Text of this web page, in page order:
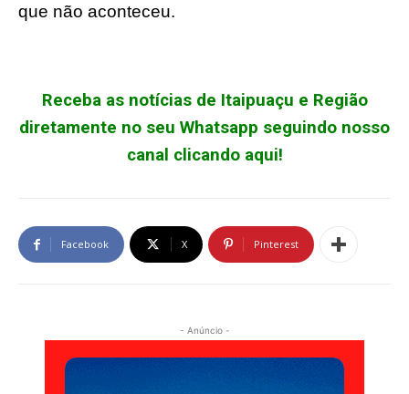
que não aconteceu.
Receba as notícias de Itaipuaçu e Região
diretamente no seu Whatsapp seguindo nosso
canal clicando aqui!
Facebook X Pinterest
- Anúncio -